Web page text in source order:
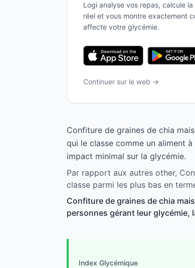
Logi analyse vos repas, calcule
réel et vous montre exactement
affecte votre glycémie.
Continuer sur le web →
Confiture de graines de chia
qui le classe comme un aliment
impact minimal sur la glycémie.
Par rapport aux autres other,
classe parmi les plus bas en
Confiture de graines de chia
personnes gérant leur glycémie,
Index Glycémique